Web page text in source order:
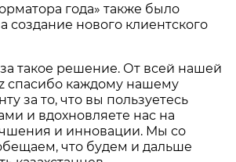
года» также было
создание нового клиентского
такое решение. От всей нашей
спасибо каждому нашему
за то, что вы пользуетесь
и вдохновляете нас на
и инновации. Мы со
что будем и дальше